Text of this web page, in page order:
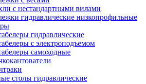
с нестандартными вилами
гидравлические низкопрофильные
гидравлические
с электроподъемом
самоходные
столы гидравлические